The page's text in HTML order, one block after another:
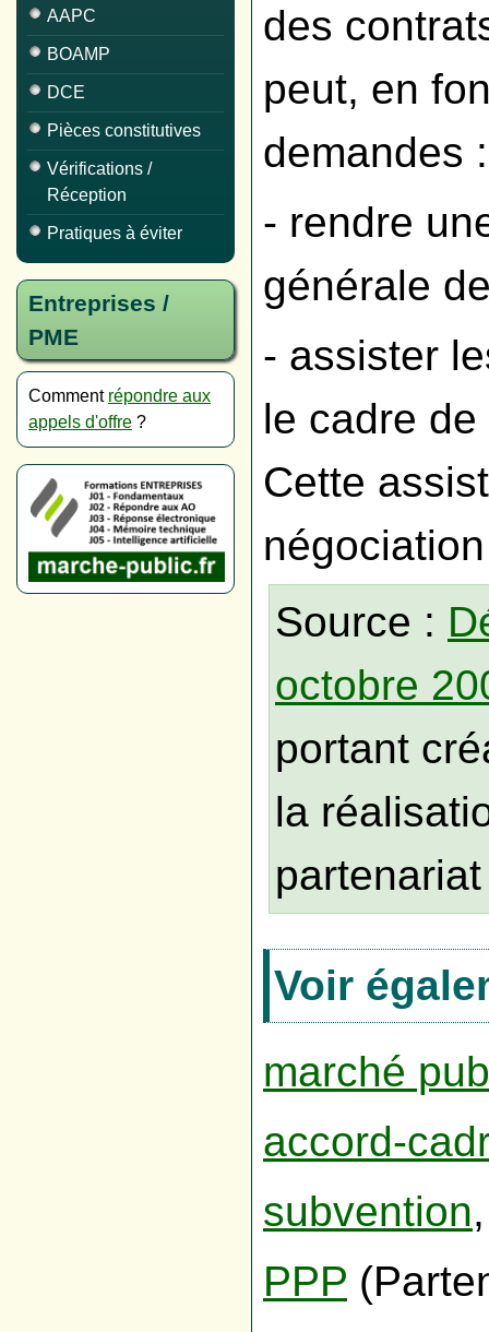
AAPC
BOAMP
DCE
Pièces constitutives
Vérifications /
Réception
Pratiques à éviter
Entreprises /
PME
Comment répondre aux
appels d'offre ?
des
peut, en
demandes :
- rendre
générale
- assister
le cadre de
Cette
Source :
octobre
portant
la
partenariat
Voir
marché
accord-
subvention,
PPP